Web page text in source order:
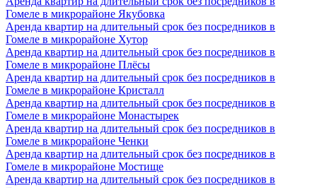
Гомеле в микрорайоне Якубовка
Аренда квартир на длительный срок без посредников в
Гомеле в микрорайоне Хутор
Аренда квартир на длительный срок без посредников в
Гомеле в микрорайоне Плёсы
Аренда квартир на длительный срок без посредников в
Гомеле в микрорайоне Кристалл
Аренда квартир на длительный срок без посредников в
Гомеле в микрорайоне Монастырек
Аренда квартир на длительный срок без посредников в
Гомеле в микрорайоне Ченки
Аренда квартир на длительный срок без посредников в
Гомеле в микрорайоне Мостище
Аренда квартир на длительный срок без посредников в